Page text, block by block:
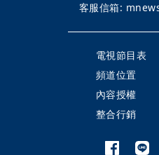
客服信箱:
電視節目表
頻道位置
內容授權
整合行銷